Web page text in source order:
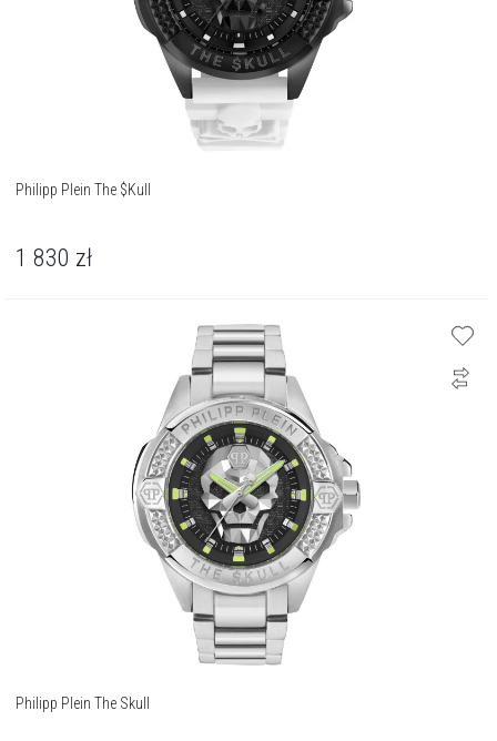
Philipp Plein The $Kull
1 830 zł
Philipp Plein The Skull